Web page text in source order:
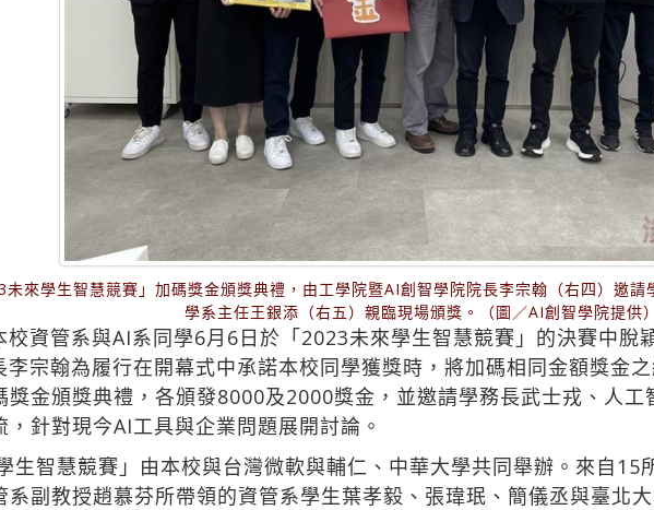
未來學生智慧競賽」加碼獎金頒獎典禮，由工學院暨AI創智學院院長李宗翰（右四）邀
學系主任王銀添（右五）親臨現場頒獎。（圖／AI創智學院提供）
校資管系與AI系同學6月6日於「2023未來學生智慧競賽」的決賽中
李宗翰為履行在開幕式中承諾本校同學獲獎時，將加碼相同金額獎金
獎金頒獎典禮，各頒發8000及2000獎金，並邀請學務長武士戎、人工
針對現今AI工具與企業問題展開討論。
生智慧競賽」由本校與台灣微軟與輔仁、中華大學共同舉辦。來自15
系副教授趙慕芬所帶領的資管系學生葉孝毅、張瑋珉、簡儀丞與臺北